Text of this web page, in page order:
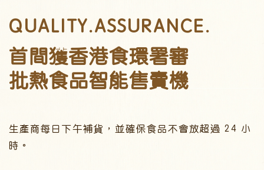
QUALITY.ASSURANCE.
首間獲香港食環署審
批熱食品智能售賣機
生產商每日下午補貨，並確保食品不會放超過 24 小
時。